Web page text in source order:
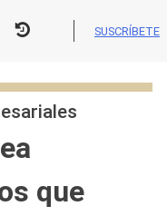
SUSCRÍBETE
que